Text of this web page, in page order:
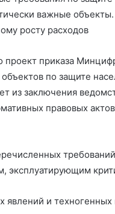
важные
росту расходов
проект приказа
по защите
из заключения
правовых
эксплуатирующим
явлений и
в годы ВОВ